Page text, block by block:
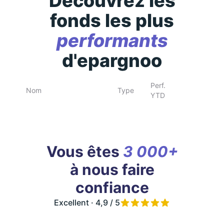
fonds les plus
performants
d'epargnoo
Nom Type
Perf.
YTD
Vous êtes 3 000+
à nous faire
confiance
Excellent · 4,9 / 5